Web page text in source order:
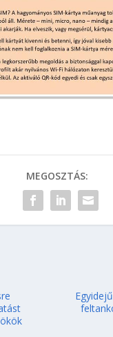
MEGOSZTÁS: